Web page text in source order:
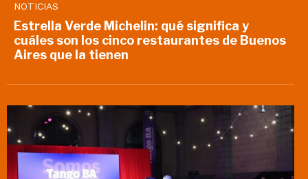
NOTICIAS
Estrella Verde Michelin: qué significa y
cuáles son los cinco restaurantes de Buenos
Aires que la tienen